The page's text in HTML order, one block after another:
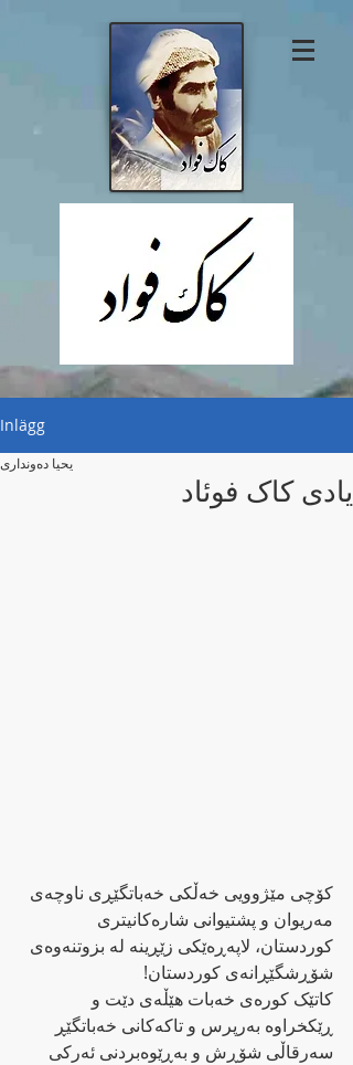
Inlägg
یادی کاک فوئاد
یحیا دەونداری
کۆچی مێژوویی خەڵکی خەباتگێڕی ناوچەی
مەریوان و پشتیوانی شارەکانیتری
کوردستان، لاپەڕەێکی زێڕینە لە بزوتنەوەی
شۆڕشگێڕانەی کوردستان!
کاتێک کورەی خەبات ھێڵەی دێت و
ڕێکخراوە بەرپرس و تاکەکانی خەباتگێڕ
سەرقاڵی شۆڕش و بەڕێوەبردنی ئەرکی